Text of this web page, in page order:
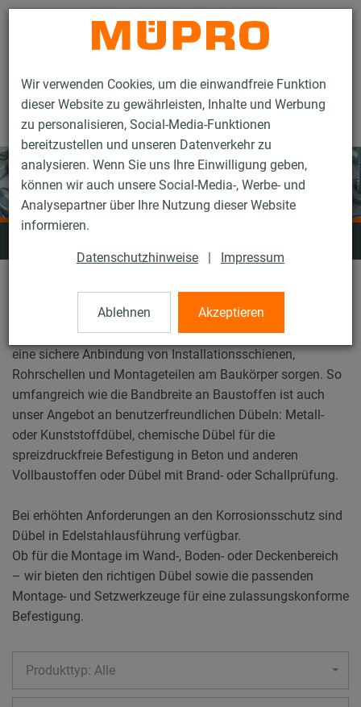
Wir verwenden Cookies, um die einwandfreie Funktion
dieser Website zu gewährleisten, Inhalte und Werbung
zu personalisieren, Social-Media-Funktionen
bereitzustellen und unseren Datenverkehr zu
analysieren. Wenn Sie uns Ihre Einwilligung geben,
können wir auch unsere Social-Media-, Werbe- und
Analysepartner über Ihre Nutzung dieser Website
informieren.
Datenschutzhinweise | Impressum
Ablehnen Akzeptieren
Kontakt
Für die verschiedenen Einsatzgebiete im Sanitär-, Heizungs-
und Klimahandwerk steht Ihnen ein Sortiment von
zugelassenen oder geprüften Dübeln zur Verfügung, die für
eine sichere Anbindung von Installationsschienen,
Rohrschellen und Montageteilen am Baukörper sorgen. So
umfangreich wie die Bandbreite an Baustoffen ist auch
unser Angebot an benutzerfreundlichen Dübeln: Metall-
oder Kunststoffdübel, chemische Dübel für die
spreizdruckfreie Befestigung in Beton und anderen
Vollbaustoffen oder Dübel mit Brand- oder Schallprüfung.
Bei erhöhten Anforderungen an den Korrosionsschutz sind
Dübel in Edelstahlausführung verfügbar.
Ob für die Montage im Wand-, Boden- oder Deckenbereich
– wir bieten den richtigen Dübel sowie die passenden
Montage- und Setzwerkzeuge für eine zulassungskonforme
Befestigung.
Produkttyp: Alle